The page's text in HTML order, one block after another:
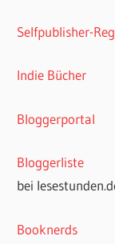
Selfpublisher-
Indie Bücher
Bloggerportal
Bloggerliste
bei
Booknerds